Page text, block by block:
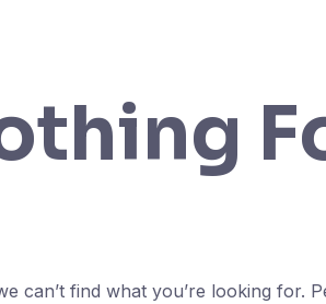
can’t find what you’re looking for.